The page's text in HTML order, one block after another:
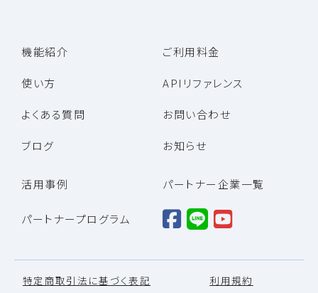
機能紹介
使い方
よくある質問
ブログ
ご利用料金
APIリファレンス
お問い合わせ
お知らせ
活用事例 パートナー企業一覧
パートナープログラム
特定商取引法に基づく表記
利用規約